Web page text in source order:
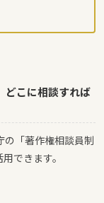
どこに相談すれば
の「著作権相談員制
できます。